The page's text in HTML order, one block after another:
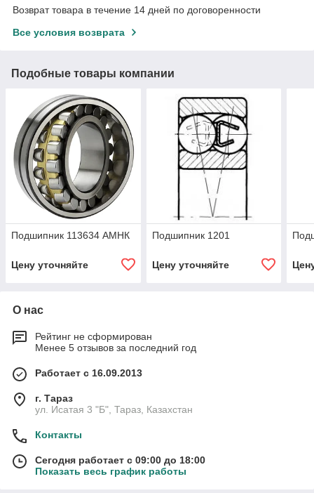
Возврат товара в течение 14 дней по договоренности
Все условия возврата
Подобные товары компании
Подшипник 113634 АМНК
Цену уточняйте
Подшипник 1201
Цену уточняйте
О нас
Рейтинг не сформирован
Менее 5 отзывов за последний год
Работает с 16.09.2013
г. Тараз
ул. Исатая 3 "Б", Тараз, Казахстан
Контакты
Сегодня работает с 09:00 до 18:00
Показать весь график работы